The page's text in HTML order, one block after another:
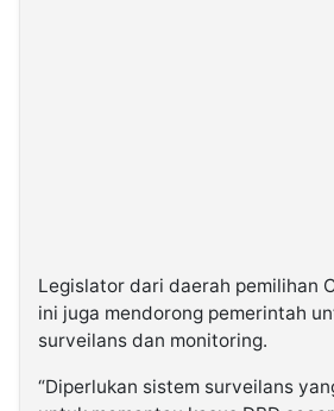
Legislator dari daerah pemilihan
ini juga mendorong pemerintah
surveilans dan monitoring.
“Diperlukan sistem surveilans